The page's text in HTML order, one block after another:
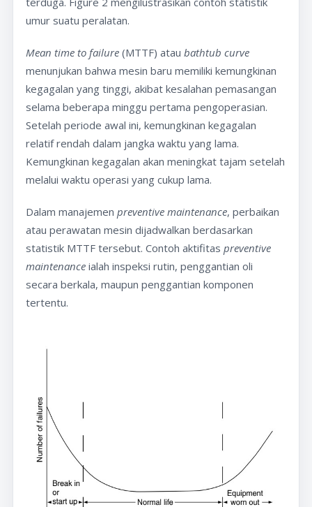
umur suatu peralatan.
Mean time to failure (MTTF) atau bathtub curve
menunjukan bahwa mesin baru memiliki kemungkinan
kegagalan yang tinggi, akibat kesalahan pemasangan
selama beberapa minggu pertama pengoperasian.
Setelah periode awal ini, kemungkinan kegagalan
relatif rendah dalam jangka waktu yang lama.
Kemungkinan kegagalan akan meningkat tajam setelah
melalui waktu operasi yang cukup lama.
Dalam manajemen preventive maintenance, perbaikan
atau perawatan mesin dijadwalkan berdasarkan
statistik MTTF tersebut. Contoh aktifitas preventive
maintenance ialah inspeksi rutin, penggantian oli
secara berkala, maupun penggantian komponen
tertentu.